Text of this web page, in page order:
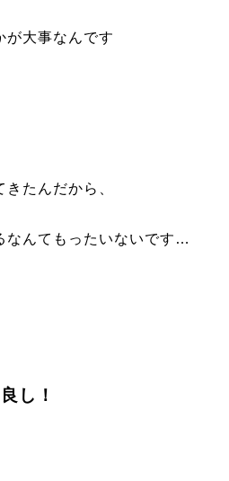
が大事なんです
たんだから、
なんてもったいないです…
し！